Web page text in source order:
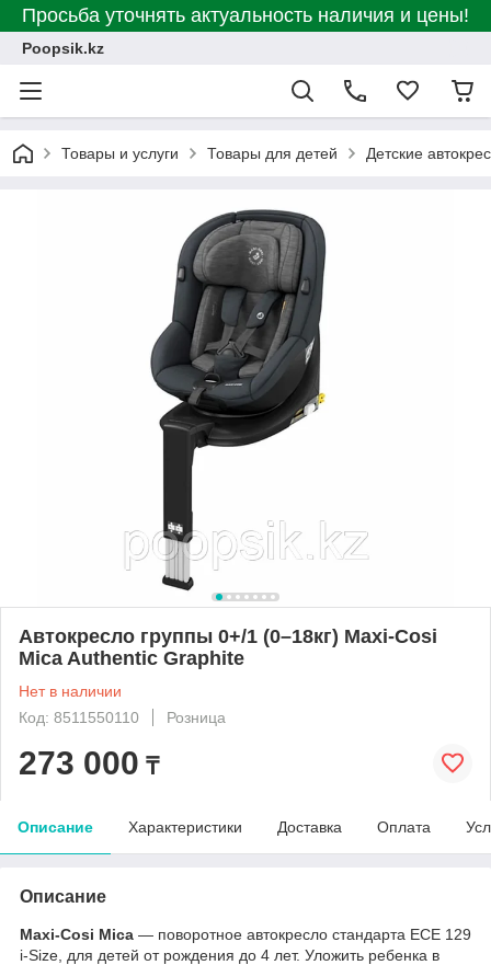
Просьба уточнять актуальность наличия и цены!
Poopsik.kz
Товары и услуги Товары для детей Детские
Автокресло группы 0+/1 (0–18кг) Maxi-Cosi
Mica Authentic Graphite
Нет в наличии
Код: 8511550110
Розница
273 000 ₸
Описание Характеристики Доставка Оплата
Описание
Maxi-Cosi Mica — поворотное автокресло стандарта ECE 129
i-Size, для детей от рождения до 4 лет. Уложить ребенка в